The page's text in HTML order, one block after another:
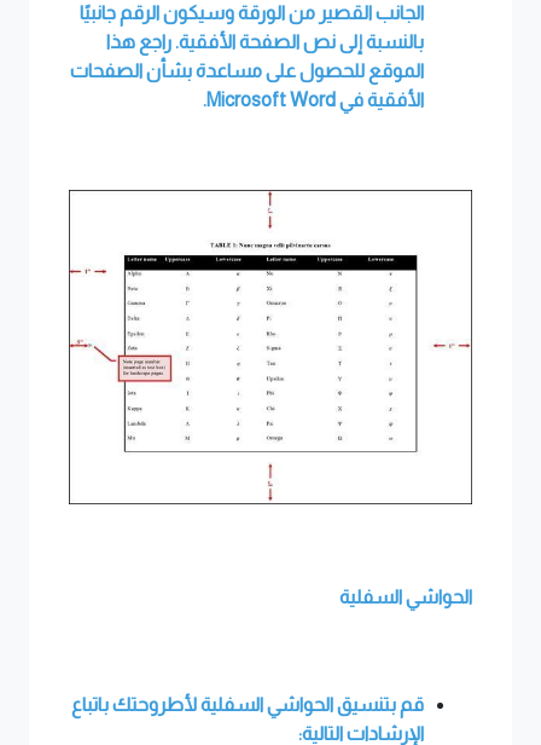
الجانب القصير من الورقة وسيكون الرقم جانبيًا
بالنسبة إلى نص الصفحة الأفقية. راجع هذا
الموقع للحصول على مساعدة بشأن الصفحات
الأفقية في Microsoft Word.
الحواشي السفلية
قم بتنسيق الحواشي السفلية لأطروحتك باتباع
الإرشادات التالية: